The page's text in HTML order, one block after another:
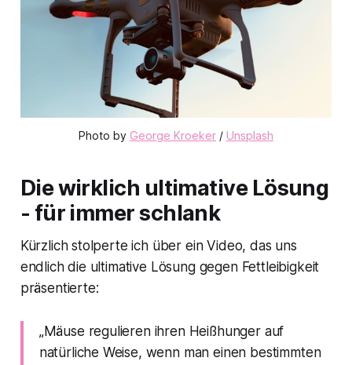
Photo by George Kroeker / Unsplash
Die wirklich ultimative Lösung
- für immer schlank
Kürzlich stolperte ich über ein Video, das uns
endlich die ultimative Lösung gegen Fettleibigkeit
präsentierte:
„Mäuse regulieren ihren Heißhunger auf
natürliche Weise, wenn man einen bestimmten